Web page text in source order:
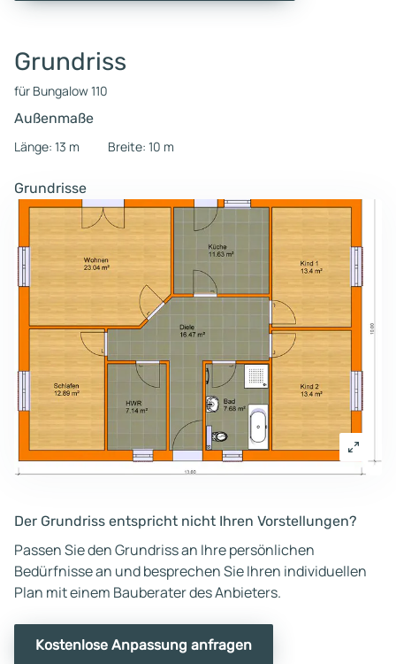
Grundriss
für Bungalow 110
Außenmaße
Länge: 13 m
Breite: 10 m
Grundrisse
Der Grundriss entspricht nicht Ihren Vorstellungen?
Passen Sie den Grundriss an Ihre persönlichen
Bedürfnisse an und besprechen Sie Ihren individuellen
Plan mit einem Bauberater des Anbieters.
Kostenlose Anpassung anfragen